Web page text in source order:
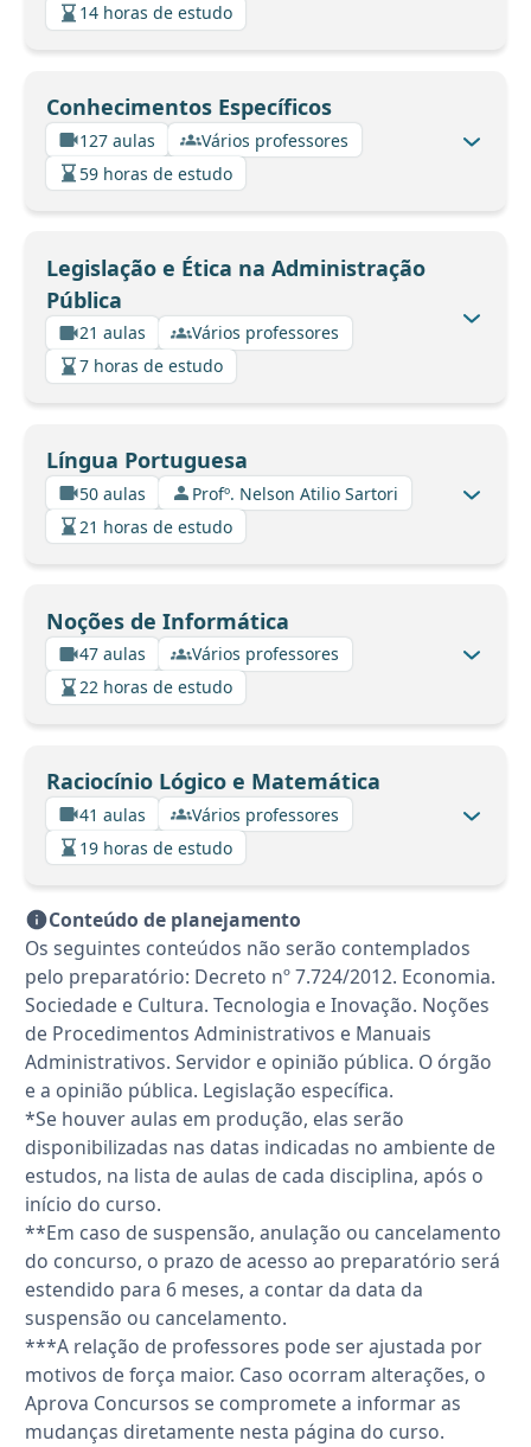
14 horas de estudo
Conhecimentos Específicos
127 aulas
Vários professores
59 horas de estudo
Legislação e Ética na Administração
Pública
21 aulas
Vários professores
7 horas de estudo
Língua Portuguesa
50 aulas
Profº. Nelson Atilio Sartori
21 horas de estudo
Noções de Informática
47 aulas
Vários professores
22 horas de estudo
Raciocínio Lógico e Matemática
41 aulas
Vários professores
19 horas de estudo
Conteúdo de planejamento
Os seguintes conteúdos não serão contemplados
pelo preparatório: Decreto nº 7.724/2012. Economia.
Sociedade e Cultura. Tecnologia e Inovação. Noções
de Procedimentos Administrativos e Manuais
Administrativos. Servidor e opinião pública. O órgão
e a opinião pública. Legislação específica.
*Se houver aulas em produção, elas serão
disponibilizadas nas datas indicadas no ambiente de
estudos, na lista de aulas de cada disciplina, após o
início do curso.
**Em caso de suspensão, anulação ou cancelamento
do concurso, o prazo de acesso ao preparatório será
estendido para 6 meses, a contar da data da
suspensão ou cancelamento.
***A relação de professores pode ser ajustada por
motivos de força maior. Caso ocorram alterações, o
Aprova Concursos se compromete a informar as
mudanças diretamente nesta página do curso.